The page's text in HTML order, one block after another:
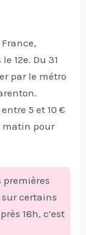
12e. Du 31
par le métro
5 et 10 €
matin pour
premières
certains
18h, c’est